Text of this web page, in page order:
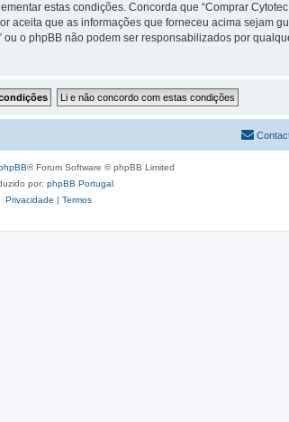
estas condições. Concorda que “Comprar
que as informações que forneceu acima sejam
o phpBB não podem ser responsabilizados por
® Forum Software © phpBB Limited
por: phpBB Portugal
Privacidade | Termos